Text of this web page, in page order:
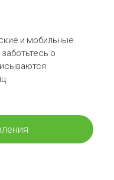
и мобильные
о